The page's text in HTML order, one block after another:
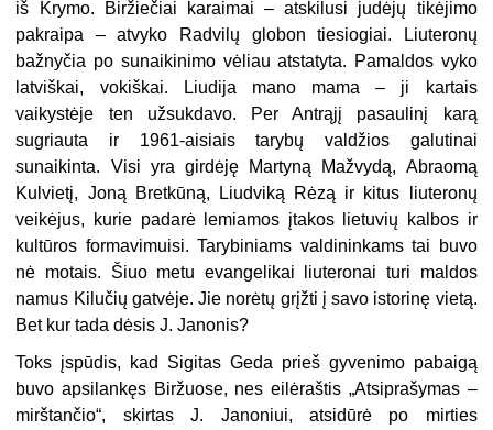
iš Krymo. Biržiečiai karaimai – atskilusi judėjų tikėjimo
pakraipa – atvyko Radvilų globon tiesiogiai. Liuteronų
bažnyčia po sunaikinimo vėliau atstatyta. Pamaldos vyko
latviškai, vokiškai. Liudija mano mama – ji kartais
vaikystėje ten užsukdavo. Per Antrąjį pasaulinį karą
sugriauta ir 1961-aisiais tarybų valdžios galutinai
sunaikinta. Visi yra girdėję Martyną Mažvydą, Abraomą
Kulvietį, Joną Bretkūną, Liudviką Rėzą ir kitus liuteronų
veikėjus, kurie padarė lemiamos įtakos lietuvių kalbos ir
kultūros formavimuisi. Tarybiniams valdininkams tai buvo
nė motais. Šiuo metu evangelikai liuteronai turi maldos
namus Kilučių gatvėje. Jie norėtų grįžti į savo istorinę vietą.
Bet kur tada dėsis J. Janonis?
Toks įspūdis, kad Sigitas Geda prieš gyvenimo pabaigą
buvo apsilankęs Biržuose, nes eilėraštis „Atsiprašymas –
mirštančio“, skirtas J. Janoniui, atsidūrė po mirties